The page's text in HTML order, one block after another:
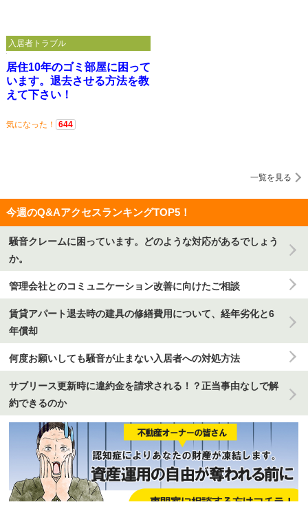
居住10年のゴミ部屋に困って
います。退去させる方法を教
えて下さい！
気になった！ 644
入居者トラブル
一覧を見る
今週のQ&AアクセスランキングTOP5！
騒音クレームに困っています。どのような対応があるでしょう
か。
管理会社とのコミュニケーション改善に向けたご相談
賃貸アパート退去時の建具の修繕費用について、経年劣化と6
年償却
何度お願いしても騒音が止まない入居者への対処方法
サブリース更新時に違約金を請求される！？正当事由なしで解
約できるのか